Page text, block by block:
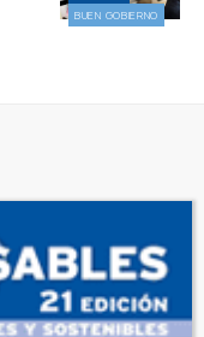
BUEN GOBIERNO